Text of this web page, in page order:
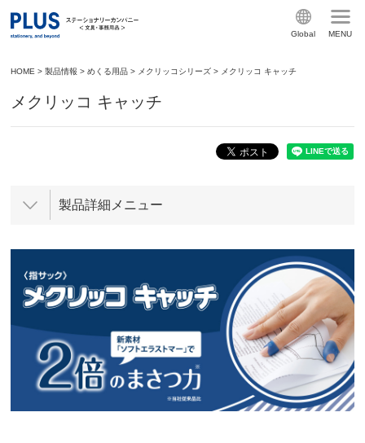
Global MENU
HOME >製品情報 >めくる用品 > メクリッコシリーズ > メクリッコ キャッチ
メクリッコ キャッチ
製品詳細メニュー